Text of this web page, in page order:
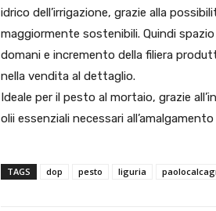
idrico dell’irrigazione, grazie alla
maggiormente sostenibili. Quindi
domani e incremento della filiera
nella vendita al dettaglio.
Ideale per il pesto al mortaio, grazie
olii essenziali necessari
TAGS dop pesto liguria